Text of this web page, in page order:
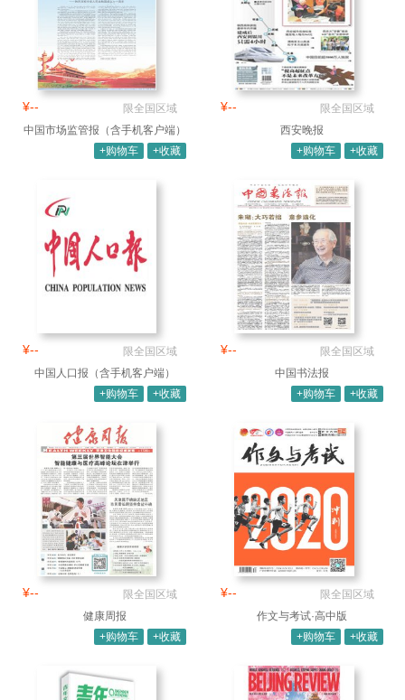
¥--
限全国区域
中国市场监管报（含手机客户端）
+购物车
+收藏
¥--
限全国区域
西安晚报
+购物车
+收藏
¥--
限全国区域
中国人口报（含手机客户端）
+购物车
+收藏
¥--
限全国区域
中国书法报
+购物车
+收藏
¥--
限全国区域
健康周报
+购物车
+收藏
¥--
限全国区域
作文与考试·高中版
+购物车
+收藏